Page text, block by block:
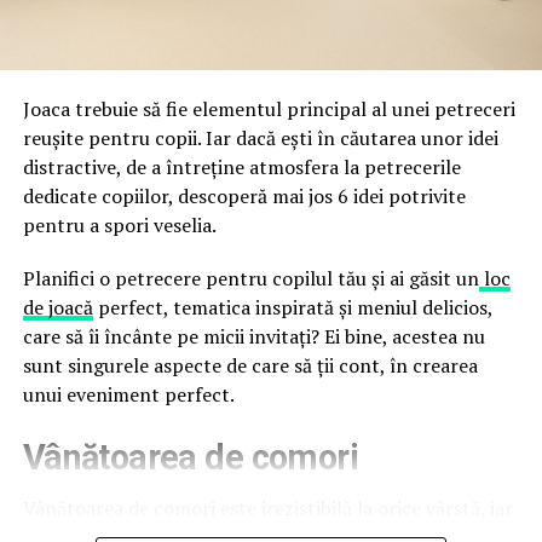
false până la tentative de furt al datelor personale și
financiare. Instituția recomandă verificarea atentă a
sursei mesajelor și raportarea incidentelor la numărul
unic 1911.
Campaniile identificate în ultimele săptămâni folosesc
false de streaming, coduri QR malițioase și mesaje care
promit bilete, rambursări, premii sau acces gratuit la
meciuri. FBI a emis în luna mai un avertisment privind
site-urile care clonează platforma oficială prin
modificări minore ale denumirii domeniului, precum
a colecta date personale și bancare.
de cercetătorii în securitate, ar opera peste 300 de
Joaca trebuie să fie elementul principal al unei petreceri
reușite pentru copii. Iar dacă ești în căutarea unor idei
distractive, de a întreține atmosfera la petrecerile
dedicate copiilor, descoperă mai jos 6 idei potrivite
pentru a spori veselia.
Planifici o petrecere pentru copilul tău și ai găsit unloc
de joacăperfect, tematica inspirată și meniul delicios,
care să îi încânte pe micii invitați? Ei bine, acestea nu
sunt singurele aspecte de care să ții cont, în crearea
unui eveniment perfect.
Vânătoarea de comori